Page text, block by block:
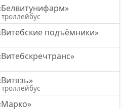
подъёмники»